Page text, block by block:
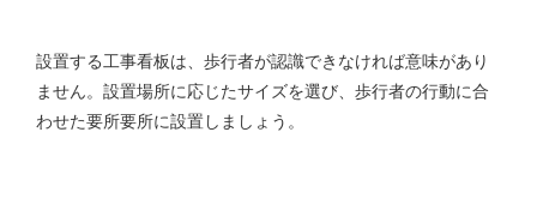
設置する工事看板は、歩行者が認識できなければ意味があり
ません。設置場所に応じたサイズを選び、歩行者の行動に合
わせた要所要所に設置しましょう。